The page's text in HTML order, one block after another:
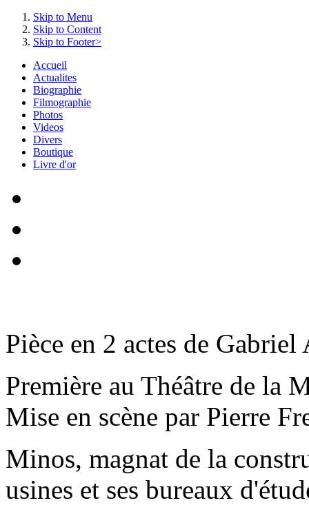
Skip to Menu
Skip to Content
Skip to Footer>
Accueil
Actualites
Biographie
Filmographie
Photos
Videos
Divers
Boutique
Livre d'or
Pièce en 2 actes de
Première au Théâtre de la
Mise en scène par Pierre
Minos, magnat de la
usines et ses bureaux